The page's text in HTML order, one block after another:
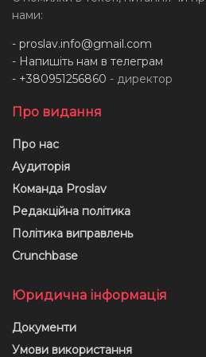
нами:
- proslav.info@gmail.com
- Напишіть нам в телеграм
- +380951256860 - директор
Про видання
Про нас
Аудиторія
Команда Proslav
Редакційна політика
Політика виправлень
Crunchbase
Юридична інформація
Документи
Умови використання